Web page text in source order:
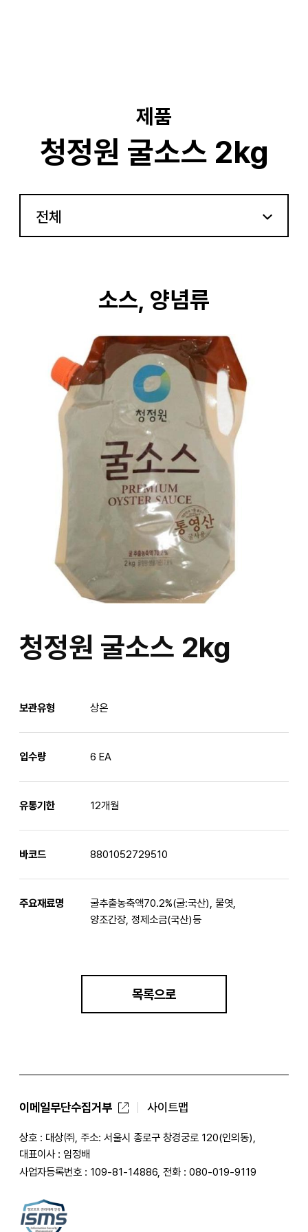
제품
청정원 굴소스 2kg
전체
소스, 양념류
청정원 굴소스 2kg
보관유형 상온
입수량 6 EA
유통기한 12개월
바코드 8801052729510
주요재료명
굴추출농축액70.2%(굴:국산), 물엿,
양조간장, 정제소금(국산)등
목록으로
이메일무단수집거부 사이트맵
상호 : 대상㈜, 주소: 서울시 종로구 창경궁로 120(인의동),
대표이사 : 임정배
사업자등록번호 : 109-81-14886, 전화 : 080-019-9119